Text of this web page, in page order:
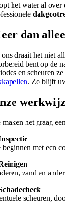
het water al over
dan
draait het niet
bent op de
en scheuren
. Zo blijft
maken het graag
beginnen met een
zand en
scheuren,